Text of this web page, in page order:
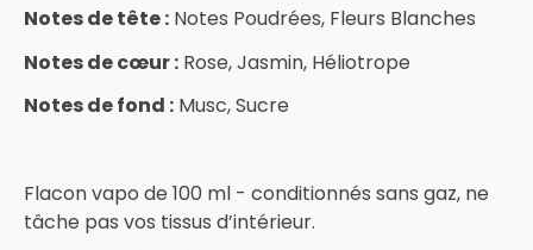
Notes de tête : Notes Poudrées, Fleurs Blanches
Notes de cœur : Rose, Jasmin, Héliotrope
Notes de fond : Musc, Sucre
Flacon vapo de 100 ml - conditionnés sans gaz, ne
tâche pas vos tissus d’intérieur.